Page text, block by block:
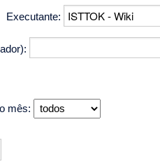
Executante:
mês: